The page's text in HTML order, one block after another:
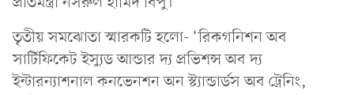
তৃতীয় সমঝোতা স্মারকটি হলো- ‘রিকগনিশন অব
সার্টিফিকেট ইস্যুড আন্ডার দ্য প্রভিশন্স অব দ্য
ইন্টারন্যাশনাল কনভেনশন অন স্ট্যান্ডার্ডস অব ট্রেনিং,